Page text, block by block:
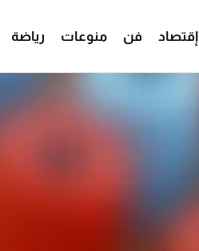
إقتصاد فن منوعات رياضة